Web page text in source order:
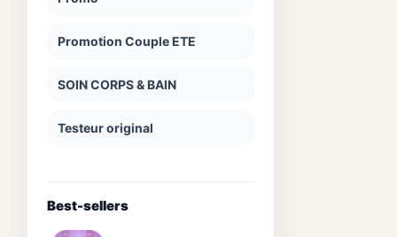
Promotion Couple ETE
SOIN CORPS & BAIN
Testeur original
Best-sellers